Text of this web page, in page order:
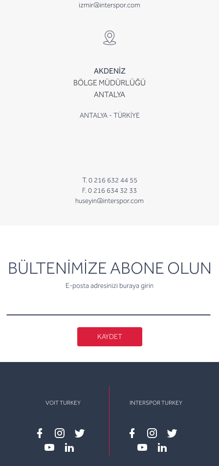
izmir@interspor.com
AKDENİZ
BÖLGE MÜDÜRLÜĞÜ
ANTALYA
ANTALYA - TÜRKİYE
T. 0 216 632 44 55
F. 0 216 634 32 33
huseyin@interspor.com
BÜLTENİMİZE ABONE OLUN
E-posta adresinizi buraya girin
newsletter
KAYDET
VOIT TURKEY
Facebook
instagram
twitter
INTERSPOR TURKEY
Facebook
instagram
twitter